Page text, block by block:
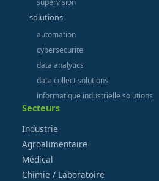
solutions
automation
cybersecurite
data analytics
data collect solutions
informatique industrielle solutions
Secteurs
Industrie
Agroalimentaire
Médical
Chimie / Laboratoire